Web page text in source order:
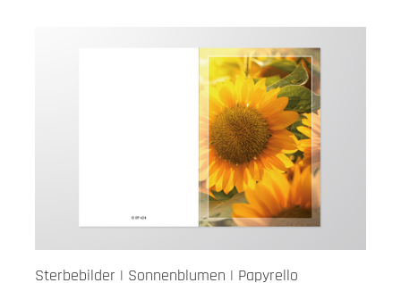
Sterbebilder | Sonnenblumen | Papyrello